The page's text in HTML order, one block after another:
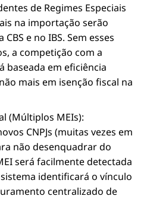
de Regimes Especiais
na importação serão
e no IBS. Sem esses
a competição com a
baseada em eficiência
mais em isenção fiscal na
(Múltiplos MEIs):
CNPJs (muitas vezes em
não desenquadrar do
será facilmente detectada
identificará o vínculo
centralizado de